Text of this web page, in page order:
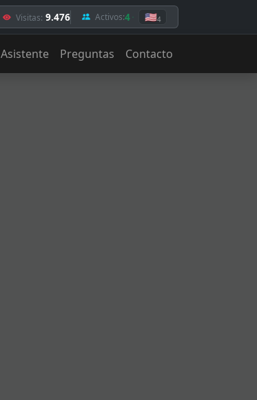
Visitas: 9.476 Activos:4 🇺🇸4
Asistente Preguntas Contacto